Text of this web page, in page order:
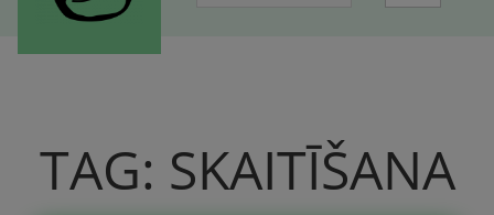
TAG: SKAITĪŠANA